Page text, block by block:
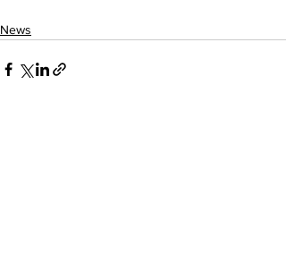
News